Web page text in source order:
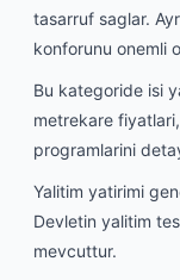
tasarruf saglar.
konforunu onemli
Bu kategoride isi
metrekare
programlarini
Yalitim yatirimi
Devletin yalitim
mevcuttur.